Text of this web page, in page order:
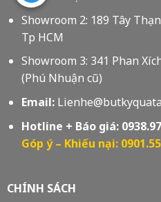
Showroom 2: 189 Tây
Tp HCM
Showroom 3: 341 Phan
(Phú Nhuận cũ)
Email:
Hotline + Báo giá:
Góp ý – Khiếu nại:
CHÍNH SÁCH